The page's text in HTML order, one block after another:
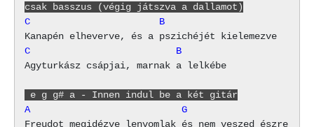
csak basszus (végig játszva a dallamot)
C                       B
C                          B
Agyturkász csápjai, marnak a lelkébe
e g g# a - Innen indul be a két gitár
A                           G